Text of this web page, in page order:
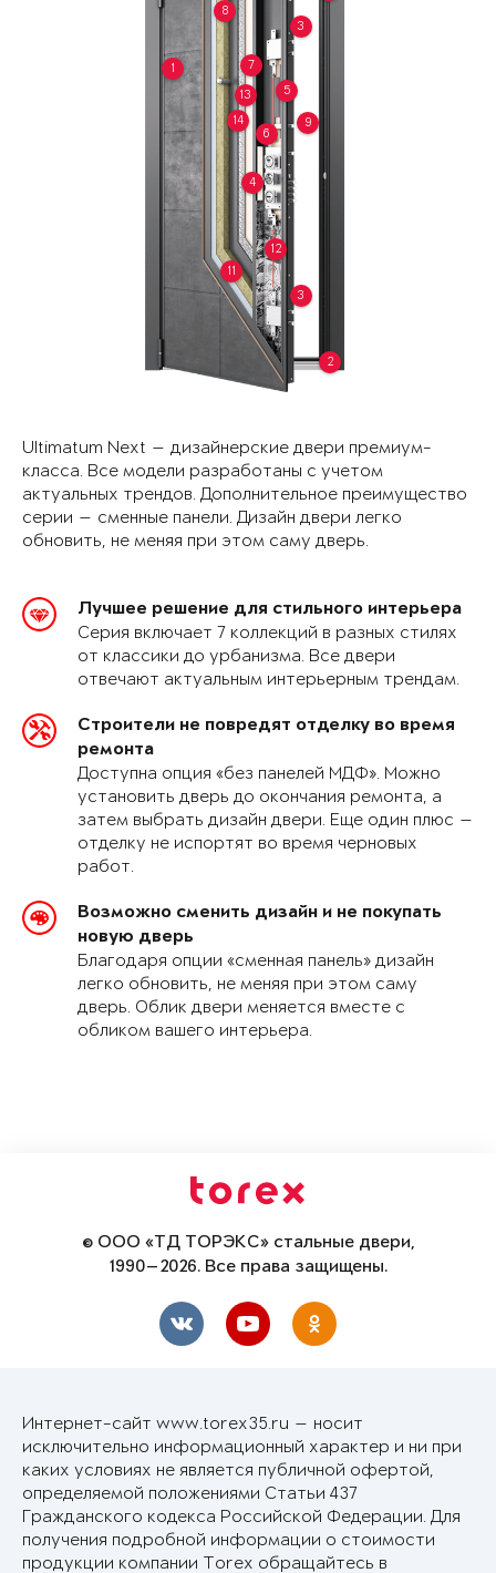
1
2
3
3
4
5
6
7
8
9
11
12
13
14
Ultimatum Next — дизайнерские двери премиум-
класса. Все модели разработаны с учетом
актуальных трендов. Дополнительное преимущество
серии — сменные панели. Дизайн двери легко
обновить, не меняя при этом саму дверь.
Лучшее решение для стильного интерьера
Серия включает 7 коллекций в разных стилях
от классики до урбанизма. Все двери
отвечают актуальным интерьерным трендам.
Строители не повредят отделку во время
ремонта
Доступна опция «без панелей МДФ». Можно
установить дверь до окончания ремонта, а
затем выбрать дизайн двери. Еще один плюс —
отделку не испортят во время черновых
работ.
Возможно сменить дизайн и не покупать
новую дверь
Благодаря опции «сменная панель» дизайн
легко обновить, не меняя при этом саму
дверь. Облик двери меняется вместе с
обликом вашего интерьера.
© ООО «ТД ТОРЭКС» стальные двери,
1990—2026. Все права защищены.
Интернет-сайт www.torex35.ru — носит
исключительно информационный характер и ни при
каких условиях не является публичной офертой,
определяемой положениями Статьи 437
Гражданского кодекса Российской Федерации. Для
получения подробной информации о стоимости
продукции компании Torex обращайтесь в